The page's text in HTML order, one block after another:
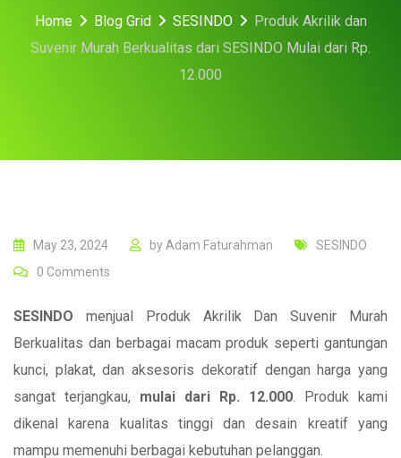
Home Blog Grid SESINDO
Produk Akrilik dan
Suvenir Murah Berkualitas dari SESINDO Mulai dari Rp.
12.000
May 23, 2024 by Adam Faturahman
SESINDO
0 Comments
SESINDO menjual Produk Akrilik Dan Suvenir Murah
Berkualitas dan berbagai macam produk seperti gantungan
kunci, plakat, dan aksesoris dekoratif dengan harga yang
sangat terjangkau, mulai dari Rp. 12.000 . Produk kami
dikenal karena kualitas tinggi dan desain kreatif yang
mampu memenuhi berbagai kebutuhan pelanggan.